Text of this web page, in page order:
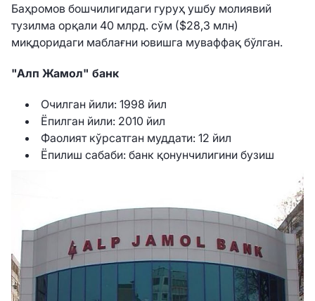
Баҳромов бошчилигидаги гуруҳ ушбу молиявий
тузилма орқали 40 млрд. сўм ($28,3 млн)
миқдоридаги маблағни ювишга муваффақ бўлган.
"Алп Жамол" банк
Очилган йили: 1998 йил
Ёпилган йили: 2010 йил
Фаолият кўрсатган муддати: 12 йил
Ёпилиш сабаби: банк қонунчилигини бузиш